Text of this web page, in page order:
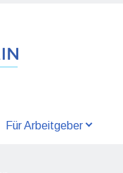
Für Arbeitgeber